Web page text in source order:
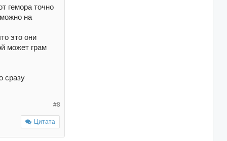
гемора точно
на
это они
может грам
сразу
#8
Цитата